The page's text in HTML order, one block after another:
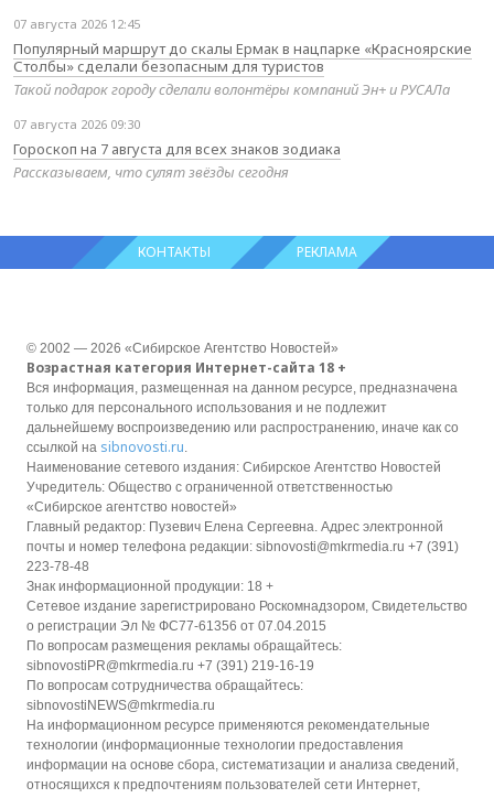
07 августа 2026 12:45
Популярный маршрут до скалы Ермак в нацпарке «Красноярские
Столбы» сделали безопасным для туристов
Такой подарок городу сделали волонтёры компаний Эн+ и РУСАЛа
07 августа 2026 09:30
Гороскоп на 7 августа для всех знаков зодиака
Рассказываем, что сулят звёзды сегодня
КОНТАКТЫ РЕКЛАМА
© 2002 — 2026 «Сибирское Агентство Новостей»
Возрастная категория Интернет-сайта 18 +
Вся информация, размещенная на данном ресурсе, предназначена
только для персонального использования и не подлежит
дальнейшему воспроизведению или распространению, иначе как со
ссылкой на sibnovosti.ru
Наименование сетевого издания: Сибирское Агентство Новостей
Учредитель: Общество с ограниченной ответственностью
«Сибирское агентство новостей»
Главный редактор: Пузевич Елена Сергеевна. Адрес электронной
почты и номер телефона редакции: sibnovosti@mkrmedia.ru +7 (391)
223-78-48
Знак информационной продукции: 18 +
Сетевое издание зарегистрировано Роскомнадзором, Свидетельство
о регистрации Эл № ФС77-61356 от 07.04.2015
По вопросам размещения рекламы обращайтесь:
sibnovostiPR@mkrmedia.ru +7 (391) 219-16-19
По вопросам сотрудничества обращайтесь:
sibnovostiNEWS@mkrmedia.ru
На информационном ресурсе применяются рекомендательные
технологии (информационные технологии предоставления
информации на основе сбора, систематизации и анализа сведений,
относящихся к предпочтениям пользователей сети Интернет,